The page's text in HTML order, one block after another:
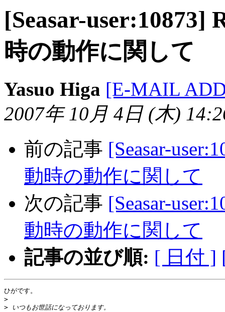
[Seasar-user:10873]
時の動作に関して
Yasuo Higa [E-MAIL
2007年 10月 4日 (木)
前の記事 [Seasar-
動時の動作に関して
次の記事 [Seasar-
動時の動作に関して
記事の並び順: [ 日付 ]
ひがです。
>
>